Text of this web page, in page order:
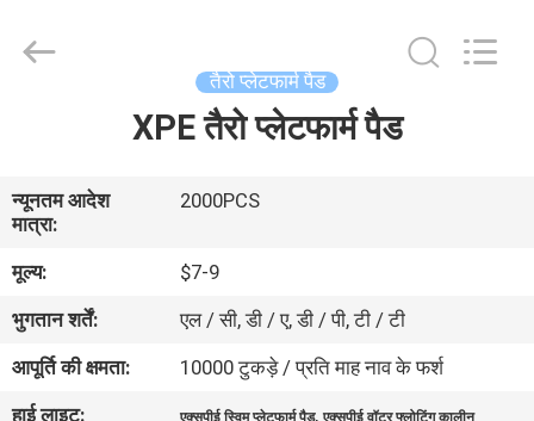
उत्पादों
वीडियो
हमारे
बारे
Rights
तैरो प्लेटफार्म पैड
XPE तैरो प्लेटफार्म पैड
न्यूनतम आदेश
मात्रा:
2000PCS
मूल्य:
$7-9
भुगतान शर्तें:
एल / सी, डी / ए, डी / पी, टी / टी
आपूर्ति की क्षमता:
10000 टुकड़े / प्रति माह नाव के फर्श
हाई लाइट:
,